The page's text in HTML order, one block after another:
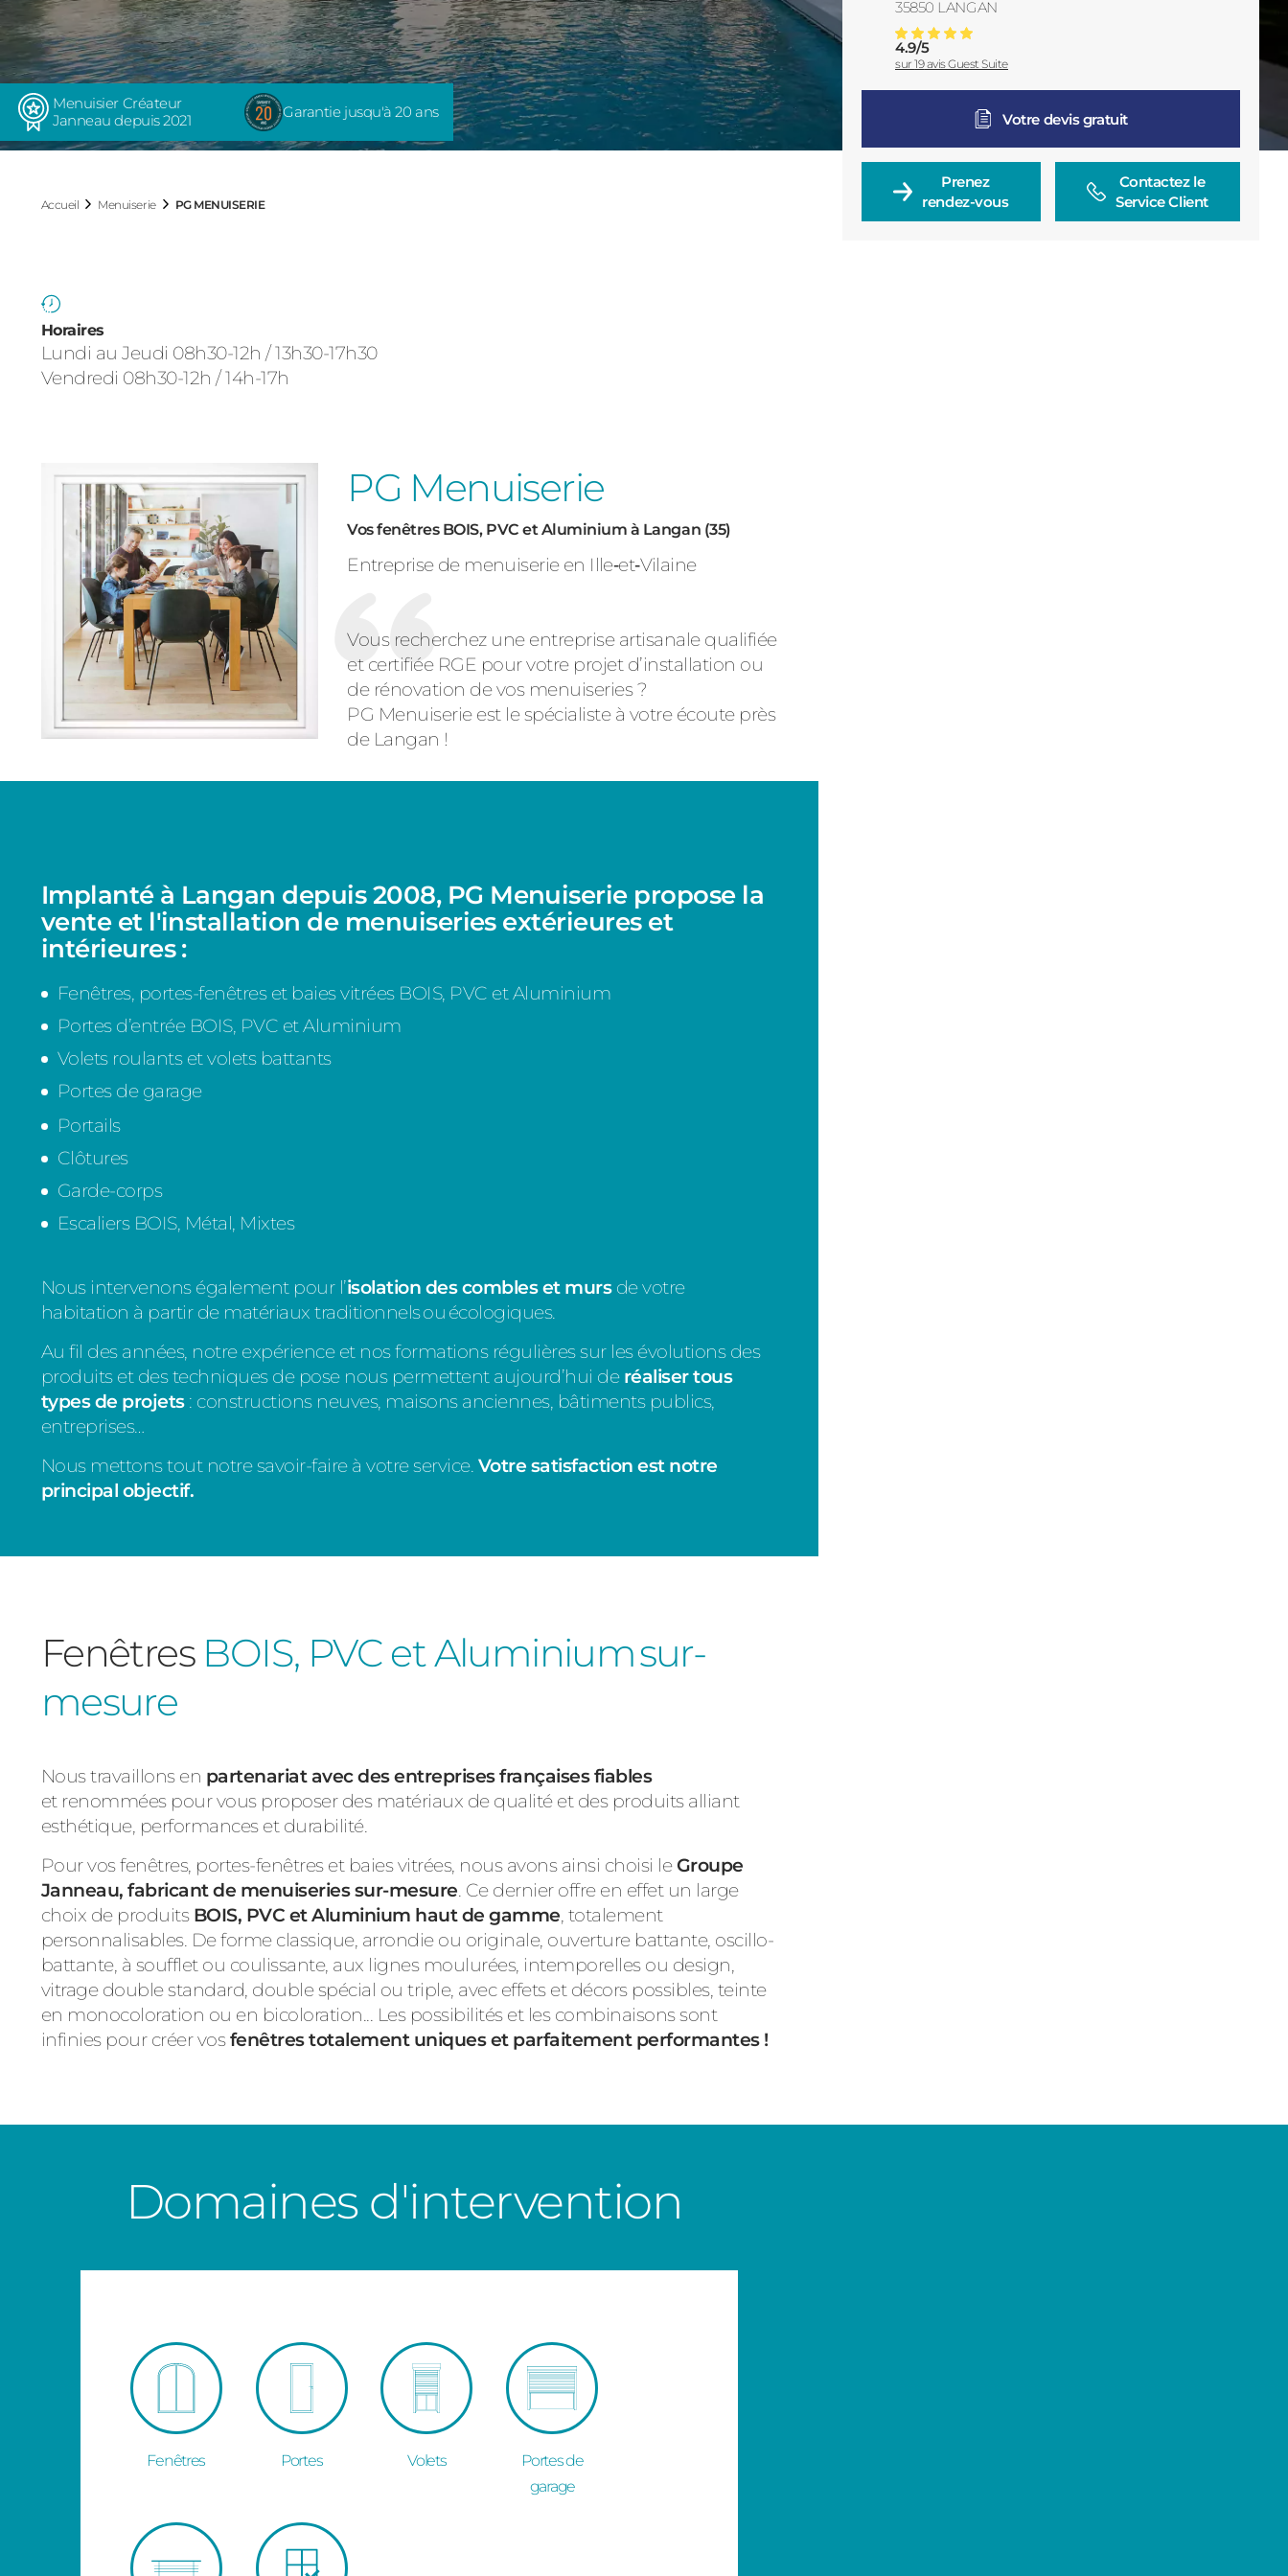
Consulter
Consulter
Menuisier Créateur
Janneau depuis 2021
Garantie jusqu'à 20 ans
35850 LANGAN
France
Menuiserie Langan
Note moyenne :
4.9/5
sur19avis Guest Suite
Votre devis gratuit
Prenez
rendez-vous
Contactez le
Service Client
Accueil Menuiserie PG MENUISERIE
Horaires
Lundi au Jeudi 08h30-12h / 13h30-17h30
Vendredi 08h30-12h / 14h-17h
PG Menuiserie
Vos fenêtres BOIS, PVC et Aluminium à Langan (35)
Entreprise de menuiserie en Ille‑et‑Vilaine
Vous recherchez une entreprise artisanale qualifiée
et certifiée RGE pour votre projet d’installation ou
de rénovation de vos menuiseries ?
PG Menuiserie est le spécialiste à votre écoute près
de Langan !
Implanté à Langan depuis 2008, PG Menuiserie propose la
vente et l'installation de menuiseries extérieures et
intérieures :
Fenêtres, portes-fenêtres et baies vitrées BOIS, PVC et Aluminium
Portes d’entrée BOIS, PVC et Aluminium
Volets roulants et volets battants
Portes de garage
Portails
Clôtures
Garde-corps
Escaliers BOIS, Métal, Mixtes
Nous intervenons également pour l’isolation des combles et mursde votre
habitation à partir de matériaux traditionnels ou écologiques.
Au fil des années, notre expérience et nos formations régulières sur les évolutions des
produits et des techniques de pose nous permettent aujourd’hui de réaliser tous
types de projets: constructions neuves, maisons anciennes, bâtiments publics,
entreprises…
Nous mettons tout notre savoir-faire à votre service. Votre satisfaction est notre
principal objectif.
Fenêtres BOIS, PVC et Aluminium sur-
mesure
Nous travaillons en partenariat avec des entreprises françaises fiables
et renommées pour vous proposer des matériaux de qualité et des produits alliant
esthétique, performances et durabilité.
Pour vos fenêtres, portes-fenêtres et baies vitrées, nous avons ainsi choisi leGroupe
Janneau, fabricant de menuiseries sur-mesure . Ce dernier offre en effet un large
choix de produits BOIS, PVC et Aluminium haut de gamme , totalement
personnalisables. De forme classique, arrondie ou originale, ouverture battante, oscillo-
battante, à soufflet ou coulissante, aux lignes moulurées, intemporelles ou design,
vitrage double standard, double spécial ou triple, avec effets et décors possibles, teinte
en monocoloration ou en bicoloration... Les possibilités et les combinaisons sont
infinies pour créer vosfenêtres totalement uniques et parfaitement performantes !
Domaines d'intervention
Fenêtres Portes Volets
Portes de
garage